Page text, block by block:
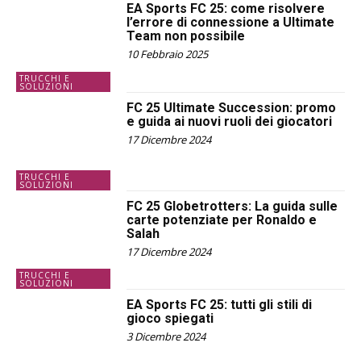
TRUCCHI E
SOLUZIONI
EA Sports FC 25: come risolvere
l’errore di connessione a Ultimate
Team non possibile
10 Febbraio 2025
TRUCCHI E
SOLUZIONI
FC 25 Ultimate Succession: promo
e guida ai nuovi ruoli dei giocatori
17 Dicembre 2024
TRUCCHI E
SOLUZIONI
FC 25 Globetrotters: La guida sulle
carte potenziate per Ronaldo e
Salah
17 Dicembre 2024
EA Sports FC 25: tutti gli stili di
gioco spiegati
3 Dicembre 2024